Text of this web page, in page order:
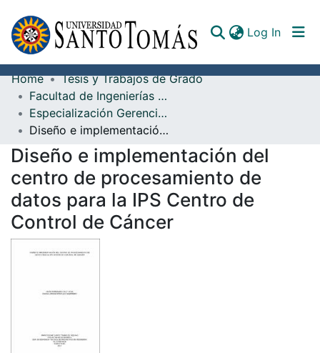
Log In
Communities & Collections
All of DSpace
Documents
Home
Tesis y Trabajos de Grado
Facultad de Ingenierías TIC
Especialización Gerencia de Proyectos de Ingeniería de Telecomunicaciones
Diseño e implementación del centro de procesamiento de datos para la IPS Centro de Control de Cáncer
Diseño e implementación del
centro de procesamiento de
datos para la IPS Centro de
Control de Cáncer